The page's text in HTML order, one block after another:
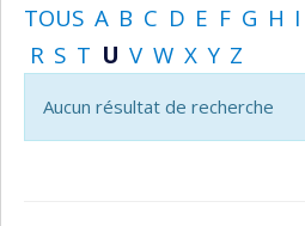
TOUS A B C D E F G H I
R S T U V W X Y Z
Aucun résultat de recherche